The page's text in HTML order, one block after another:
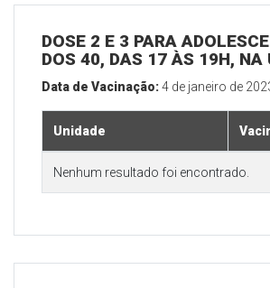
DOSE 2 E 3 PARA
DOS 40, DAS 17 ÀS 19H, NA
Data de Vacinação:4 de janeiro de
Unidade
Nenhum resultado foi encontrado.